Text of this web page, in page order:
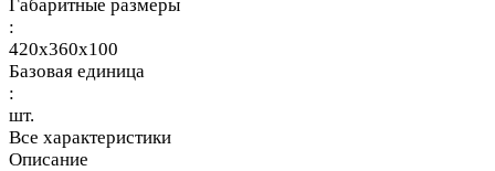
Габаритные размеры
:
420x360x100
Базовая единица
:
шт.
Все характеристики
Описание